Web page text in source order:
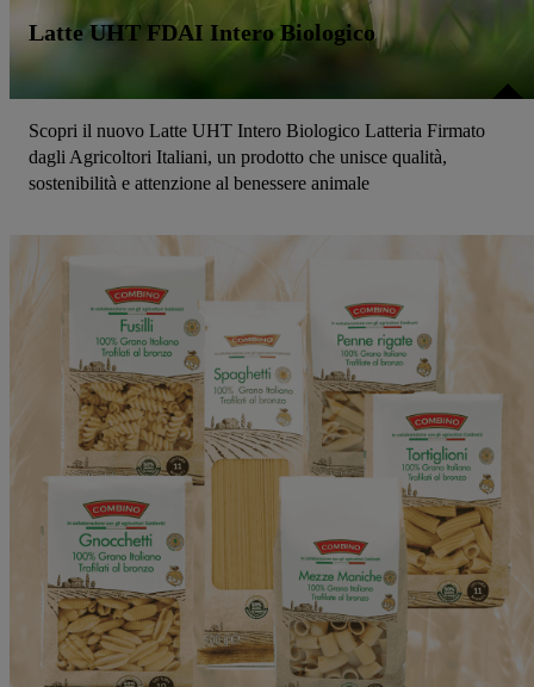
Latte UHT FDAI Intero Biologico
Scopri il nuovo Latte UHT Intero Biologico Latteria Firmato
dagli Agricoltori Italiani, un prodotto che unisce qualità,
sostenibilità e attenzione al benessere animale